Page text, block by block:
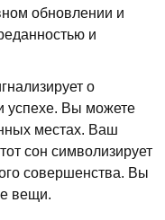
обновлении и
и
о
успехе. Вы можете
местах. Ваш
сон символизирует
совершенства. Вы
вещи.